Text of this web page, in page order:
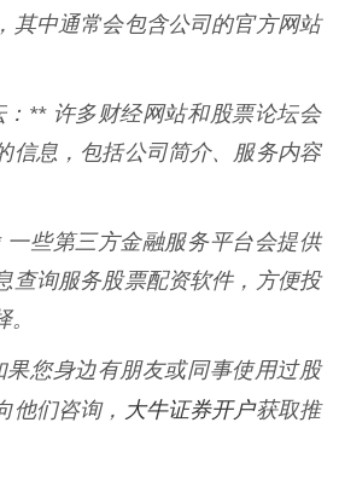
其中通常会包含公司的官方网站
** 许多财经网站和股票论坛会
信息，包括公司简介、服务内容
些第三方金融服务平台会提供
查询服务股票配资软件，方便投
您身边有朋友或同事使用过股
他们咨询， 大牛证券开户获取推